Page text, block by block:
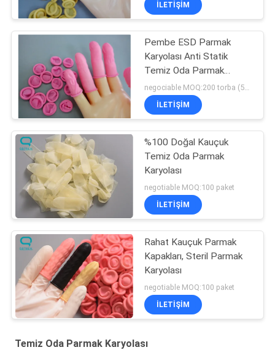
İLETIŞIM
Pembe ESD Parmak
Karyolası Anti Statik
Temiz Oda Parmak
Karyolası
negociable MOQ:200 torba (500g/torba)
İLETIŞIM
%100 Doğal Kauçuk
Temiz Oda Parmak
Karyolası
negotiable MOQ:100 paket
İLETIŞIM
Rahat Kauçuk Parmak
Kapakları, Steril Parmak
Karyolası
negotiable MOQ:100 paket
İLETIŞIM
Temiz Oda Parmak Karyolası